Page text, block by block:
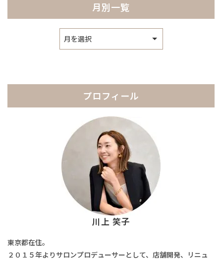
月別一覧
ブ
プロフィール
川上 笑子
東京都在住。
２０１５年よりサロンプロデューサーとして、店舗開発、リニュ